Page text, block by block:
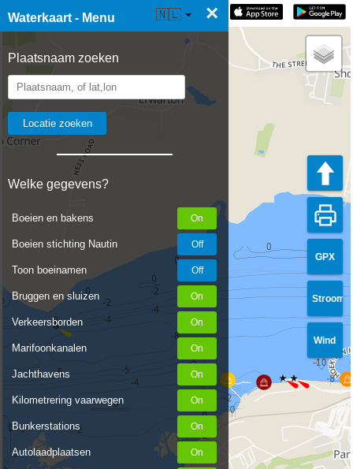
Waterkaart - Menu ×
Plaatsnaam zoeken
Welke gegevens?
Boeien en bakens
Boeien stichting Nautin
Toon boeinamen
Bruggen en sluizen
Verkeersborden
Marifoonkanalen
Jachthavens
Kilometrering vaarwegen
Bunkerstations
Autolaadplaatsen
☰ Waterkaart Live 🇳🇱
GPX
Stroom
Wind